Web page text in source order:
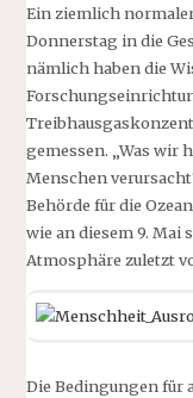
Ein ziemlich
Donnerstag in die
nämlich haben die
gemessen. „Was wir
Menschen
Behörde für die
wie an diesem 9. Mai
Atmosphäre zuletzt
Die Bedingungen für